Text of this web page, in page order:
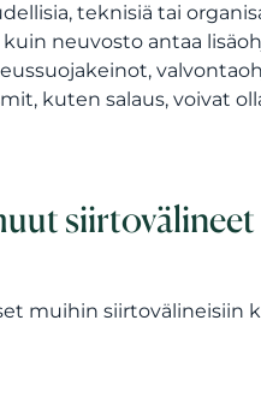
teknisiä tai
neuvosto antaa
kuten salaus, voivat
siirtovälineet
muihin siirtovälineisiin